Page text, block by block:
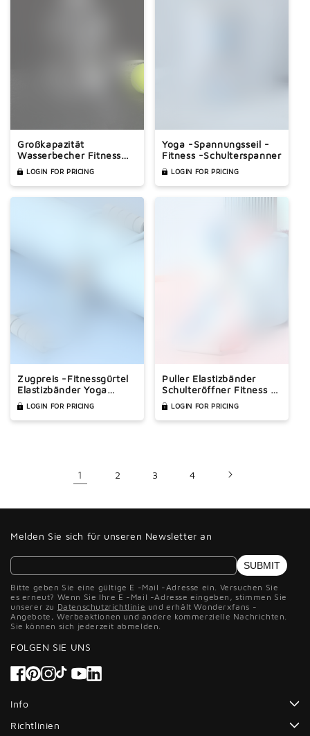
Großkapazität
Wasserbecher Fitness
Sportkessel
LOGIN FOR PRICING
Yoga -Spannungsseil -
Fitness -Schulterspanner
LOGIN FOR PRICING
Zugpreis -Fitnessgürtel
Elastizbänder Yoga
Schulteröffner
Rückenbetrieb
LOGIN FOR PRICING
Puller Elastizbänder
Schulteröffner Fitness -
Börse
LOGIN FOR PRICING
1 2 3 4
Info
Richtlinien
Melden Sie sich für unseren Newsletter an
SUBMIT
Bitte geben Sie eine gültige E -Mail -Adresse ein. Versuchen Sie
es erneut? Wenn Sie Ihre E -Mail -Adresse eingeben, stimmen Sie
unserer zu Datenschutzrichtlinie und erhält Wonderxfans -
Angebote, Werbeaktionen und andere kommerzielle Nachrichten.
Sie können sich jederzeit abmelden.
FOLGEN SIE UNS
Facebook
Pinterest
Instagram
TiktokYouTube